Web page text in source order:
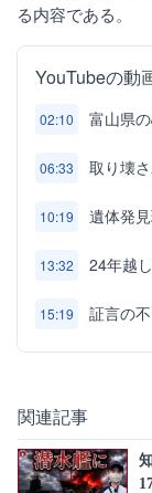
る内容である。
YouTubeの動
02:10 富山県
06:33 取り壊
10:19 遺体発
13:32 24年越
15:19 証言の
関連記事